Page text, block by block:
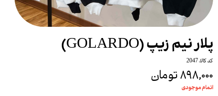
پلار نیم زیپ (GOLARDO)
کد کالا: 2047
۸۹۸,۰۰۰ تومان
اتمام موجودی